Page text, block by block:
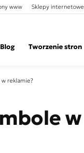
www Sklepy internetowe
Blog
Tworzenie stron
reklamie?
w